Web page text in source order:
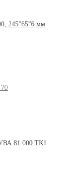
245”65”6 мм
81.000 ТК1